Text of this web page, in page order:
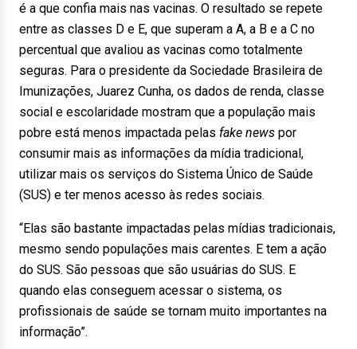
é a que confia mais nas vacinas. O resultado se repete
entre as classes D e E, que superam a A, a B e a C no
percentual que avaliou as vacinas como totalmente
seguras. Para o presidente da Sociedade Brasileira de
Imunizações, Juarez Cunha, os dados de renda, classe
social e escolaridade mostram que a população mais
pobre está menos impactada pelas fake news por
consumir mais as informações da mídia tradicional,
utilizar mais os serviços do Sistema Único de Saúde
(SUS) e ter menos acesso às redes sociais.
“Elas são bastante impactadas pelas mídias tradicionais,
mesmo sendo populações mais carentes. E tem a ação
do SUS. São pessoas que são usuárias do SUS. E
quando elas conseguem acessar o sistema, os
profissionais de saúde se tornam muito importantes na
informação”.